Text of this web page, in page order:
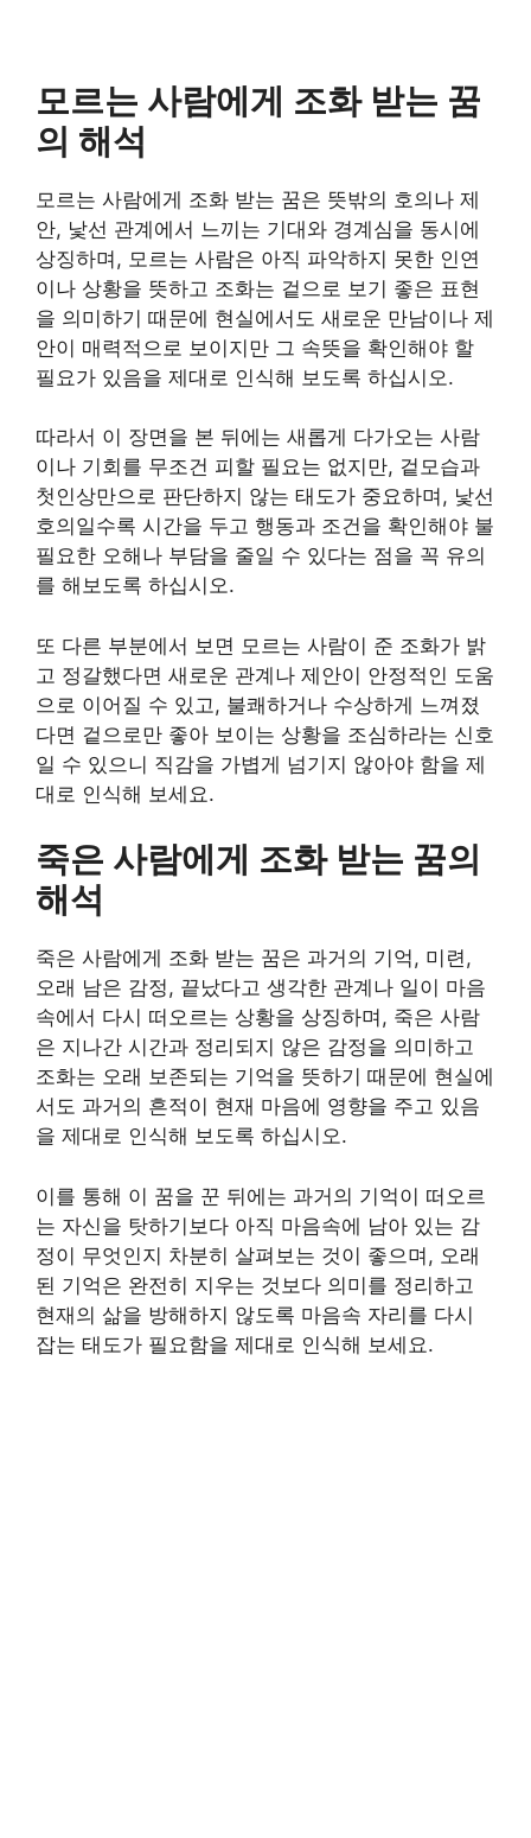
모르는 사람에게 조화 받는 꿈
의 해석
모르는 사람에게 조화 받는 꿈은 뜻밖의 호의나 제
안, 낯선 관계에서 느끼는 기대와 경계심을 동시에
상징하며, 모르는 사람은 아직 파악하지 못한 인연
이나 상황을 뜻하고 조화는 겉으로 보기 좋은 표현
을 의미하기 때문에 현실에서도 새로운 만남이나 제
안이 매력적으로 보이지만 그 속뜻을 확인해야 할
필요가 있음을 제대로 인식해 보도록 하십시오.
따라서 이 장면을 본 뒤에는 새롭게 다가오는 사람
이나 기회를 무조건 피할 필요는 없지만, 겉모습과
첫인상만으로 판단하지 않는 태도가 중요하며, 낯선
호의일수록 시간을 두고 행동과 조건을 확인해야 불
필요한 오해나 부담을 줄일 수 있다는 점을 꼭 유의
를 해보도록 하십시오.
또 다른 부분에서 보면 모르는 사람이 준 조화가 밝
고 정갈했다면 새로운 관계나 제안이 안정적인 도움
으로 이어질 수 있고, 불쾌하거나 수상하게 느껴졌
다면 겉으로만 좋아 보이는 상황을 조심하라는 신호
일 수 있으니 직감을 가볍게 넘기지 않아야 함을 제
대로 인식해 보세요.
죽은 사람에게 조화 받는 꿈의
해석
죽은 사람에게 조화 받는 꿈은 과거의 기억, 미련,
오래 남은 감정, 끝났다고 생각한 관계나 일이 마음
속에서 다시 떠오르는 상황을 상징하며, 죽은 사람
은 지나간 시간과 정리되지 않은 감정을 의미하고
조화는 오래 보존되는 기억을 뜻하기 때문에 현실에
서도 과거의 흔적이 현재 마음에 영향을 주고 있음
을 제대로 인식해 보도록 하십시오.
이를 통해 이 꿈을 꾼 뒤에는 과거의 기억이 떠오르
는 자신을 탓하기보다 아직 마음속에 남아 있는 감
정이 무엇인지 차분히 살펴보는 것이 좋으며, 오래
된 기억은 완전히 지우는 것보다 의미를 정리하고
현재의 삶을 방해하지 않도록 마음속 자리를 다시
잡는 태도가 필요함을 제대로 인식해 보세요.